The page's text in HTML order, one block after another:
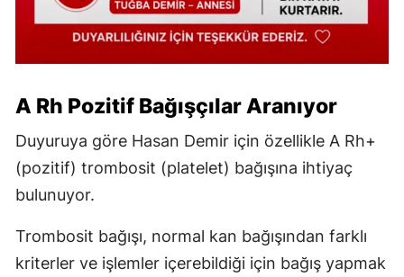
A Rh Pozitif Bağışçılar Aranıyor
Duyuruya göre Hasan Demir için özellikle A Rh+
(pozitif) trombosit (platelet) bağışına ihtiyaç
bulunuyor.
Trombosit bağışı, normal kan bağışından farklı
kriterler ve işlemler içerebildiği için bağış yapmak